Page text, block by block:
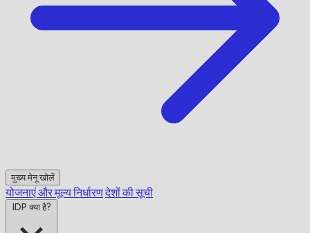
मुख्य मेनू खोलें
योजनाएं और मूल्य निर्धारणदेशों की सूची
IDP क्या है?